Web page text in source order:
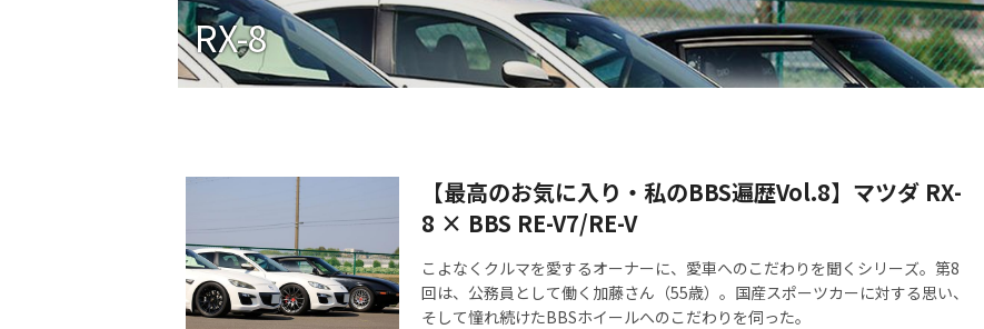
RX-8
【最高のお気に入り・私のBBS遍歴Vol.8】マツダ RX-
8 × BBS RE-V7/RE-V
こよなくクルマを愛するオーナーに、愛車へのこだわりを聞くシリーズ。第8
回は、公務員として働く加藤さん（55歳）。国産スポーツカーに対する思い、
そして憧れ続けたBBSホイールへのこだわりを伺った。